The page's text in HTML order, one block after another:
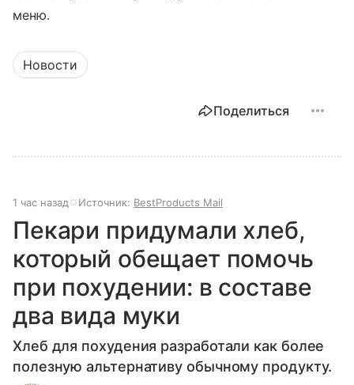
меню.
Новости
Поделиться
1 час назад Источник: BestProducts Mail
Пекари придумали хлеб,
который обещает помочь
при похудении: в составе
два вида муки
Хлеб для похудения разработали как более
полезную альтернативу обычному продукту.